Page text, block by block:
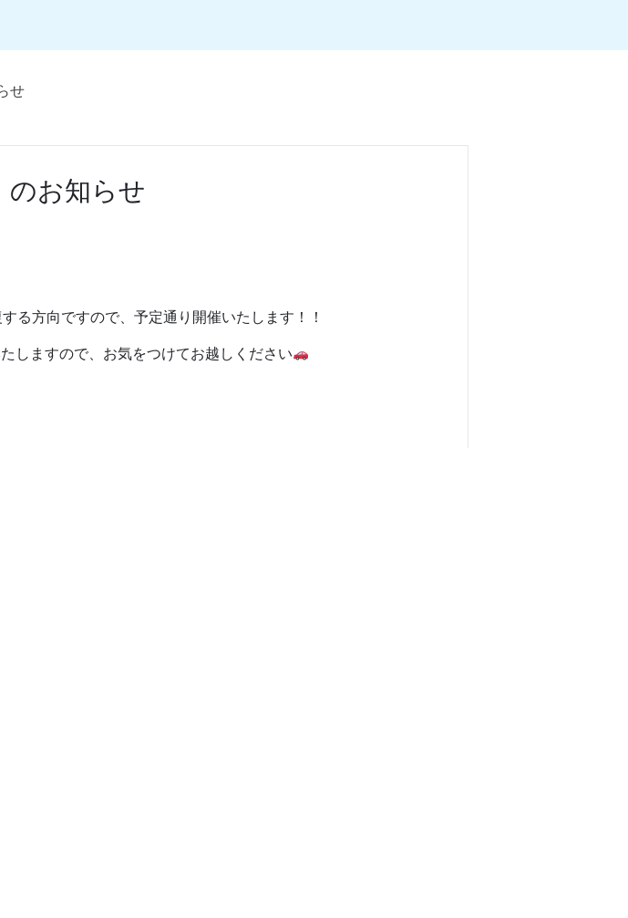
せ
のお知らせ
る方向ですので、予定通り開催いたします！！
しますので、お気をつけてお越しください